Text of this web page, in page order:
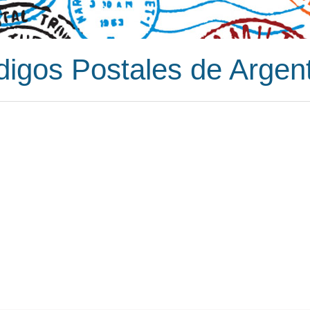
Postales de